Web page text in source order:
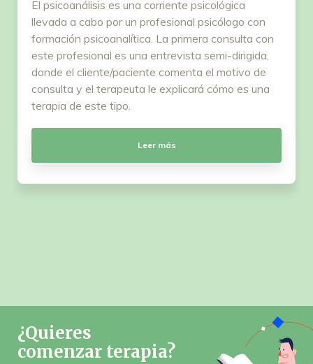
El psicoanálisis es una corriente psicológica
llevada a cabo por un profesional psicólogo con
formación psicoanalítica. La primera consulta con
este profesional es una entrevista semi-dirigida,
donde el cliente/paciente comenta el motivo de
consulta y el terapeuta le explicará cómo es una
terapia de este tipo.
Leer más
¿Quieres
comenzar terapia?